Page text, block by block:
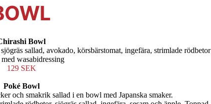
Bowl
sallad, avokado, körsbärstomat, ingefära, strimlade rödbetor
wasabidressing
129 SEK
Poké Bowl
och smakrik sallad i en bowl med Japanska smaker.